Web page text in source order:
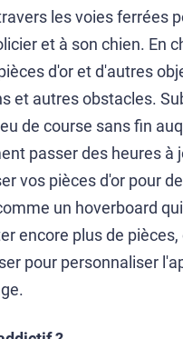
les voies ferrées
et à son chien. En
d'or et d'autres
et autres obstacles.
de course sans fin
passer des heures à
vos pièces d'or pour
un hoverboard
encore plus de pièces,
pour personnaliser